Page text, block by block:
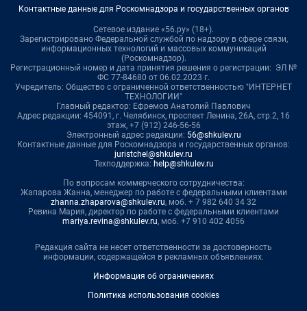
Контактные данные для Роскомнадзора и государственных органов
Сетевое издание «56.ру» (18+).
Зарегистрировано Федеральной службой по надзору в сфере связи,
информационных технологий и массовых коммуникаций
(Роскомнадзор).
Регистрационный номер и дата принятия решения о регистрации: ЭЛ №
ФС 77-84680 от 06.02.2023 г.
Учредитель: Общество с ограниченной ответственностью "ИНТЕРНЕТ
ТЕХНОЛОГИИ"
Главный редактор: Ефремов Анатолий Павлович
Адрес редакции: 454091, г. Челябинск, проспект Ленина, 26А, стр.2, 16
этаж, +7 (912) 246-56-56
Электронный адрес редакции: 56@shkulev.ru
Контактные данные для Роскомнадзора и государственных органов:
juristchel@shkulev.ru
Техподдержка: help@shkulev.ru
По вопросам коммерческого сотрудничества:
Жапарова Жанна, менеджер по работе с федеральными клиентами
zhanna.zhaparova@shkulev.ru, моб. + 7 982 640 34 32
Ревина Мария, директор по работе с федеральными клиентами
mariya.revina@shkulev.ru, моб. +7 910 402 4056
Редакция сайта не несет ответственности за достоверность
информации, содержащейся в рекламных объявлениях.
Информация об ограничениях
Политика использования cookies